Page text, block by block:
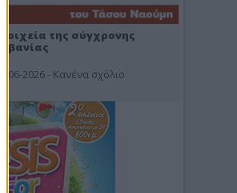
Στοιχεία της σύγχρονης
Αλβανίας
19-06-2026 - Κανένα σχόλιο